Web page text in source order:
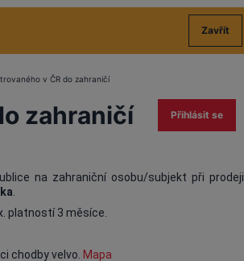
Zavřít
v ČR do zahraničí
zahraničí Přihlásit se
na zahraniční osobu/subjekt při prodeji
platností 3 měsíce.
chodby velvo. Mapa